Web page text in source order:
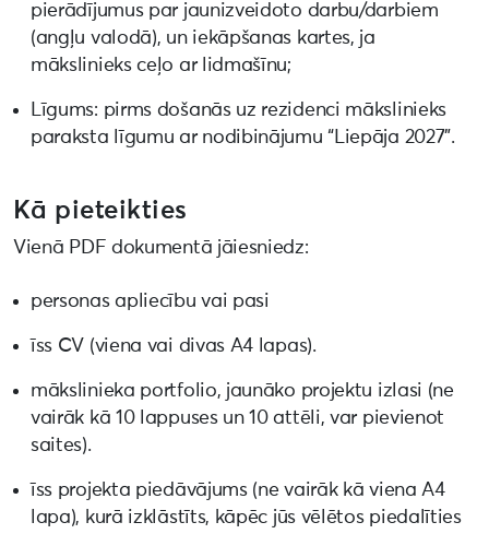
pierādījumus par jaunizveidoto darbu/darbiem
(angļu valodā), un iekāpšanas kartes, ja
mākslinieks ceļo ar lidmašīnu;
Līgums: pirms došanās uz rezidenci mākslinieks
paraksta līgumu ar nodibinājumu “Liepāja 2027”.
Kā pieteikties
Vienā PDF dokumentā jāiesniedz:
personas apliecību vai pasi
īss CV (viena vai divas A4 lapas).
mākslinieka portfolio, jaunāko projektu izlasi (ne
vairāk kā 10 lappuses un 10 attēli, var pievienot
saites).
īss projekta piedāvājums (ne vairāk kā viena A4
lapa), kurā izklāstīts, kāpēc jūs vēlētos piedalīties